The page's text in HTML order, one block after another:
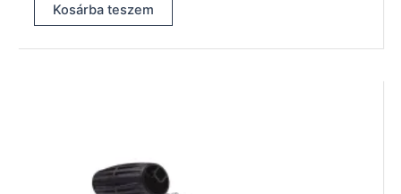
Kosárba teszem